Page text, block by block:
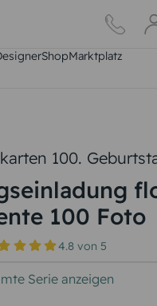
Marktplatz
100.
100 Foto
4.8von 5
Serie anzeigen